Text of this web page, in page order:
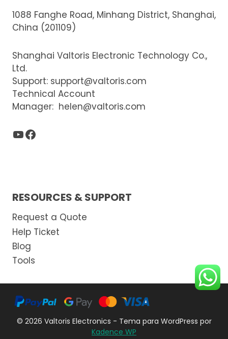
1088 Fanghe Road, Minhang District, Shanghai,
China (201109)
Shanghai Valtoris Electronic Technology Co.,
Ltd.
Support: support@valtoris.com
Technical Account
Manager: helen@valtoris.com
YouTube
Facebook
RESOURCES & SUPPORT
Request a Quote
Help Ticket
Blog
Tools
© 2026 Valtoris Electronics - Tema para WordPress por
Kadence WP